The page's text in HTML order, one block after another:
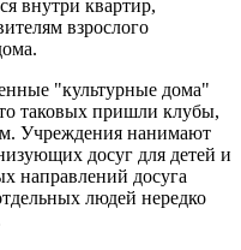
внутри квартир,
взрослого
"культурные дома"
таковых пришли клубы,
Учреждения нанимают
досуг для детей и
направлений досуга
людей нередко